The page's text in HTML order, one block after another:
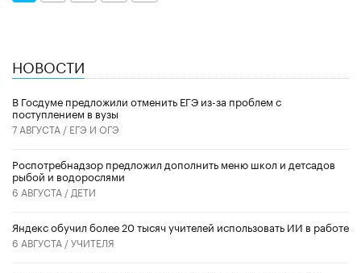
НОВОСТИ
В Госдуме предложили отменить ЕГЭ из-за проблем с
поступлением в вузы
7 АВГУСТА / ЕГЭ И ОГЭ
Роспотребнадзор предложил дополнить меню школ и детсадов
рыбой и водорослями
6 АВГУСТА / ДЕТИ
​Яндекс обучил более 20 тысяч учителей использовать ИИ в работе
6 АВГУСТА /УЧИТЕЛЯ